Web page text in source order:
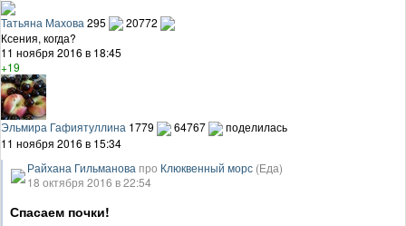
Татьяна Махова 295
20772
Ксения, когда?
11 ноября 2016 в 18:45
+19
Эльмира Гафиятуллина 1779 64767
поделилась
11 ноября 2016 в 15:34
Райхана Гильманова про Клюквенный морс (Еда)
18 октября 2016 в 22:54
Спасаем почки!